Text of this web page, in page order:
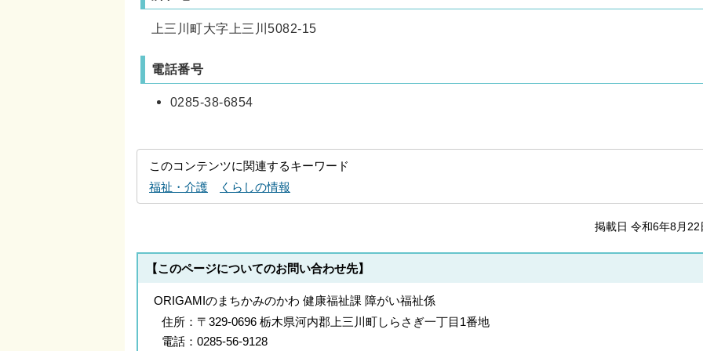
上三川町大字上三川5082-15
電話番号
0285-38-6854
このコンテンツに関連するキーワード
福祉・介護
くらしの情報
掲載日 令和6年8月22
【このページについてのお問い合わせ先】
ORIGAMIのまちかみのかわ 健康福祉課 障がい福祉係
住所： 〒329-0696 栃木県河内郡上三川町しらさぎ一丁目1番地
電話： 0285-56-9128